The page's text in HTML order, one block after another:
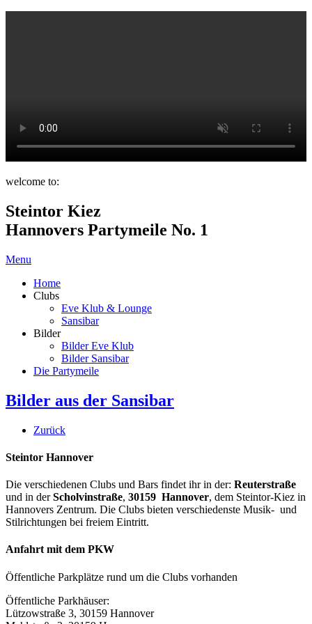
welcome to:
Steintor Kiez
Hannovers Partymeile No. 1
Menu
Home
Clubs
Eve Klub & Lounge
Sansibar
Bilder
Bilder Eve Klub
Bilder Sansibar
Die Partymeile
Bilder aus der Sansibar
Zurück
Steintor Hannover
Die verschiedenen Clubs und Bars findet ihr in der: Reuterstraße
und in derScholvinstraße, 30159 Hannover, dem Steintor-Kiez in
Hannovers Zentrum. Die Clubs bieten verschiedenste Musik- und
Stilrichtungen bei freiem Eintritt.
Anfahrt mit dem PKW
Öffentliche Parkplätze rund um die Clubs vorhanden
Öffentliche Parkhäuser:
Lützowstraße 3, 30159 Hannover